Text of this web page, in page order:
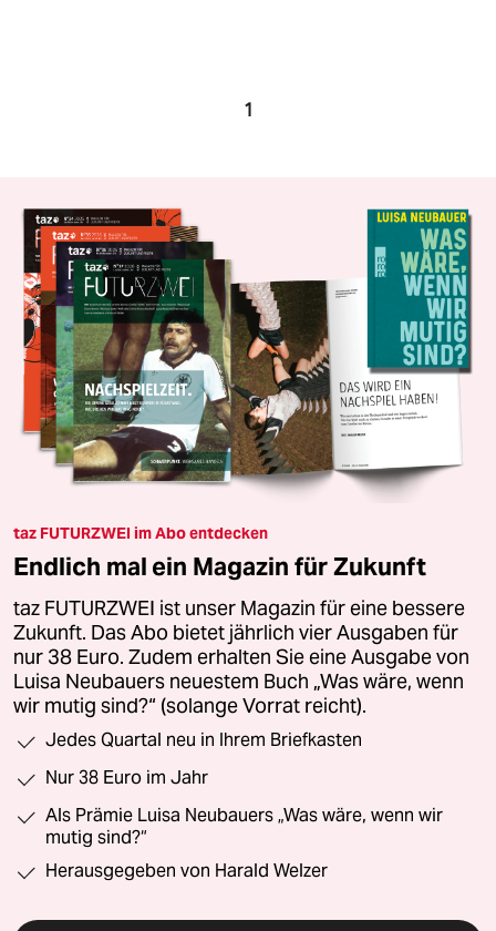
1
taz FUTURZWEI im Abo entdecken
Endlich mal ein Magazin für Zukunft
taz FUTURZWEI ist unser Magazin für eine bessere
Zukunft. Das Abo bietet jährlich vier Ausgaben für
nur 38 Euro. Zudem erhalten Sie eine Ausgabe von
Luisa Neubauers neuestem Buch „Was wäre, wenn
wir mutig sind?“ (solange Vorrat reicht).
Jedes Quartal neu in Ihrem Briefkasten
Nur 38 Euro im Jahr
Als Prämie Luisa Neubauers „Was wäre, wenn wir
mutig sind?“
Herausgegeben von Harald Welzer